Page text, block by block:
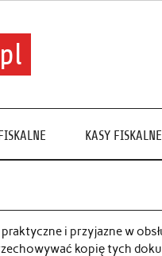
KASY FISKALNE
i przyjazne w
kopię tych